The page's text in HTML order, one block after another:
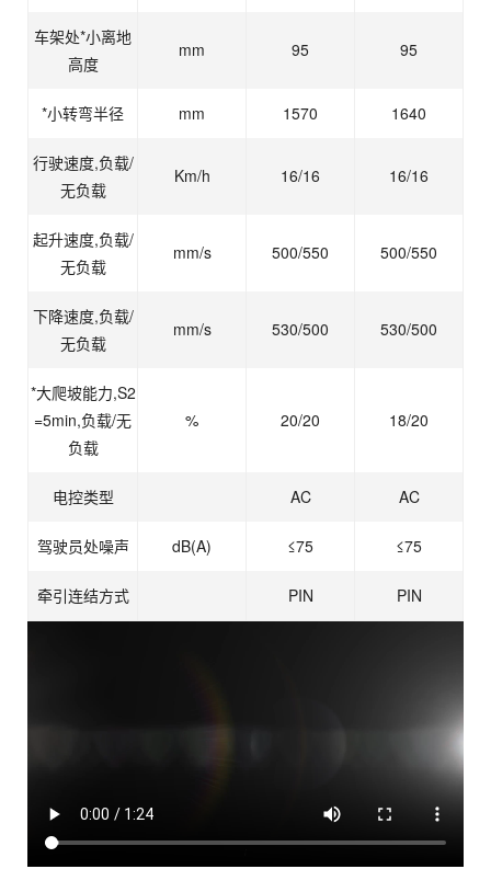
车架处*小离地
高度
mm 95 95
*小转弯半径 mm 1570 1640
行驶速度,负载/
无负载
Km/h 16/16 16/16
起升速度,负载/
无负载
mm/s 500/550 500/550
下降速度,负载/
无负载
mm/s 530/500 530/500
*大爬坡能力,S2
=5min,负载/无
负载
% 20/20 18/20
电控类型 AC AC
驾驶员处噪声 dB(A) ≤75 ≤75
牵引连结方式 PIN PIN